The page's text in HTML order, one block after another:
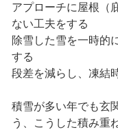
アプローチに屋根（
ない工夫をする
除雪した雪を一時的
する
段差を減らし、凍結
積雪が多い年でも玄
う、こうした積み重